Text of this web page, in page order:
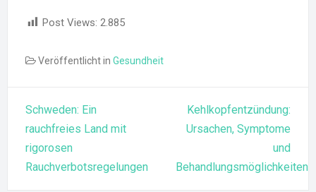
Post Views: 2.885
Veröffentlicht in Gesundheit
Schweden: Ein
rauchfreies Land mit
rigorosen
Rauchverbotsregelungen
Kehlkopfentzündung:
Ursachen, Symptome
und
Behandlungsmöglichkeiten